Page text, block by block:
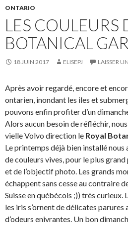
ONTARIO
LES COULEURS
BOTANICAL
18 JUIN 2017 ELISEPJ LAISSER
Après avoir regardé, encore et
ontarien, inondant les iles et
pouvons enfin profiter d’un
Alors aucun besoin de réfléchir,
vielle Volvo direction le Royal
Le printemps déjà bien installé
de couleurs vives, pour le plus
et de l’objectif photo. Les grands
échappent sans cesse au contraire
Suisse en québécois ;)) très curieux.
les iris s’ornent de délicates parures
d’odeurs enivrantes. Un bon